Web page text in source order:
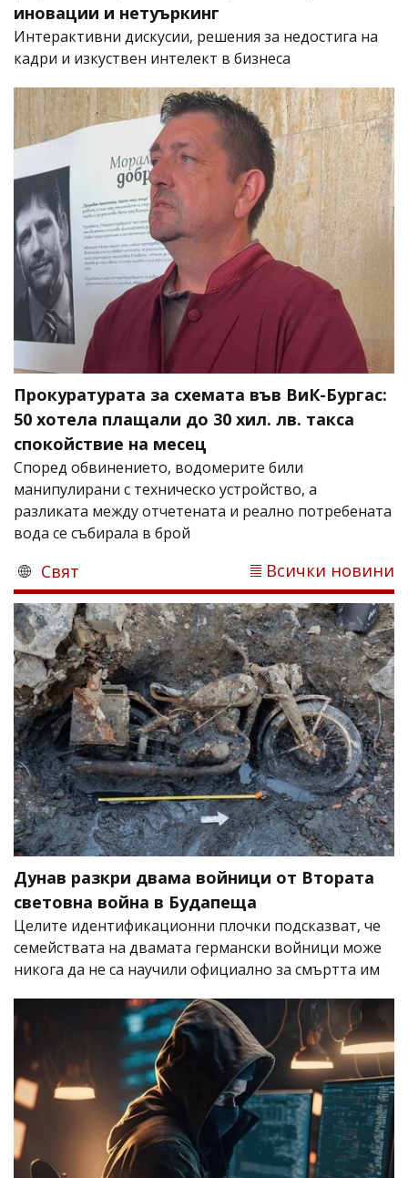
иновации и нетуъркинг
Интерактивни дискусии, решения за недостига на
кадри и изкуствен интелект в бизнеса
Прокуратурата за схемата във ВиК-Бургас:
50 хотела плащали до 30 хил. лв. такса
спокойствие на месец
Според обвинението, водомерите били
манипулирани с техническо устройство, а
разликата между отчетената и реално потребената
вода се събирала в брой
Свят Всички новини
Дунав разкри двама войници от Втората
световна война в Будапеща
Целите идентификационни плочки подсказват, че
семействата на двамата германски войници може
никога да не са научили официално за смъртта им